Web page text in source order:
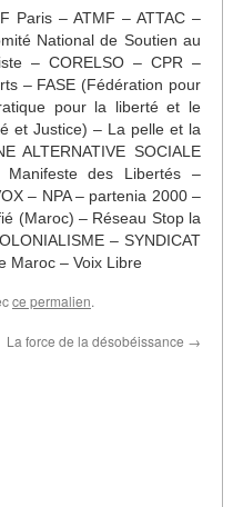
Paris – ATMF – ATTAC –
National de Soutien au
– CORELSO – CPR –
– FASE (Fédération pour
pour la liberté et le
et Justice) – La pelle et la
ALTERNATIVE SOCIALE
Manifeste des Libertés –
– NPA – partenia 2000 –
(Maroc) – Réseau Stop la
– SYNDICAT
Maroc – Voix Libre
ce permalien.
La force de la désobéissance →